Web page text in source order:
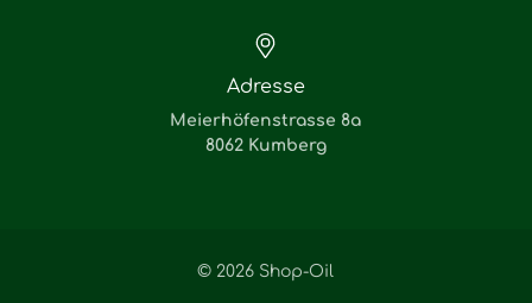
Adresse
Meierhöfenstrasse 8a
8062 Kumberg
© 2026 Shop-Oil